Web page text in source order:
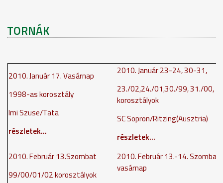
TORNÁK
2010. Január 17. Vasárnap
1998-as korosztály
Imi Szuse/Tata
részletek...
2010. Január 23-24, 30-31,
23./02,24./01,30./99, 31./00,
korosztályok
SC Sopron/Ritzing(Ausztria)
részletek...
2010. Február 13.Szombat
99/00/01/02 korosztályok
2010. Február 13.-14. Szombat-
vasárnap